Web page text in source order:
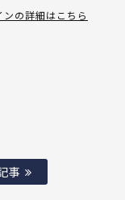
の詳細はこちら
事